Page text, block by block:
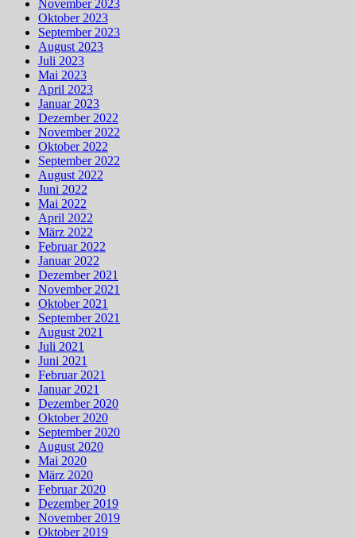
November 2023
Oktober 2023
September 2023
August 2023
Juli 2023
Mai 2023
April 2023
Januar 2023
Dezember 2022
November 2022
Oktober 2022
September 2022
August 2022
Juni 2022
Mai 2022
April 2022
März 2022
Februar 2022
Januar 2022
Dezember 2021
November 2021
Oktober 2021
September 2021
August 2021
Juli 2021
Juni 2021
Februar 2021
Januar 2021
Dezember 2020
Oktober 2020
September 2020
August 2020
Mai 2020
März 2020
Februar 2020
Dezember 2019
November 2019
Oktober 2019